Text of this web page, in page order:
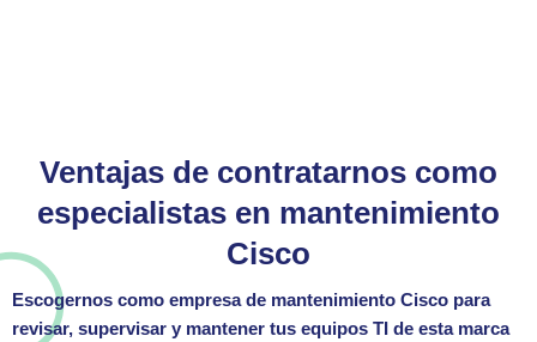
Ventajas de contratarnos como
especialistas en mantenimiento
Cisco
Escogernos como empresa de mantenimiento Cisco para
revisar, supervisar y mantener tus equipos TI de esta marca